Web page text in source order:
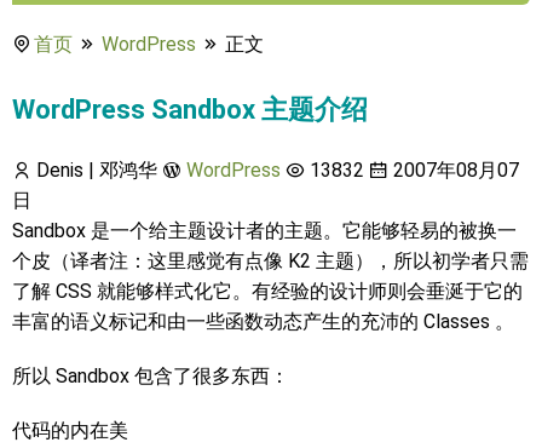
首页 WordPress 正文
WordPress Sandbox 主题介绍
Denis | 邓鸿华 WordPress 13832
2007年08月07
日
Sandbox 是一个给主题设计者的主题。它能够轻易的被换一
个皮（译者注：这里感觉有点像 K2 主题），所以初学者只需
了解 CSS 就能够样式化它。有经验的设计师则会垂涎于它的
丰富的语义标记和由一些函数动态产生的充沛的 Classes 。
所以 Sandbox 包含了很多东西：
代码的内在美